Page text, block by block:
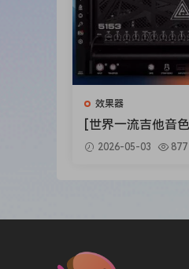
choice of subtle or
patterns with the
LoFreq Classic
44 years of
are here, from the
ins render the
twist deriving
searing leads and
44 years of analog
效果器
[世界一流吉他音
套合集] STL
6.04 [WiN,
2026-05-03 877